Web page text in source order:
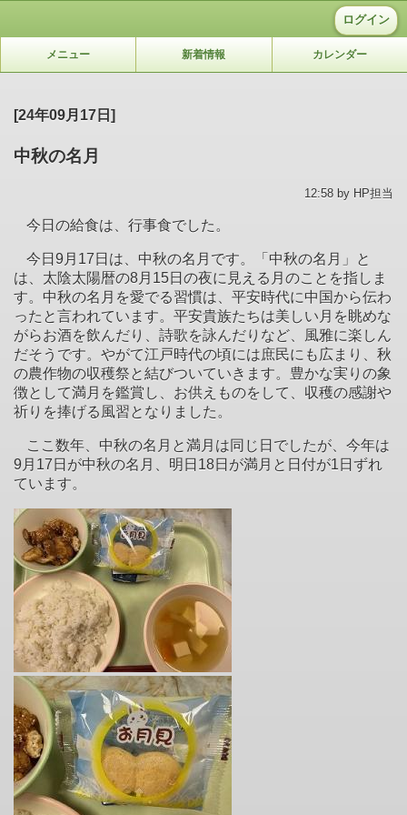
ログイン
メニュー 新着情報 カレンダー
[24年09月17日]
中秋の名月
12:58 by HP担当
今日の給食は、行事食でした。
今日 9 月 17 日は、中秋の名月です。「中秋の名月」と
は、太陰太陽暦の8月 15日の夜に見える月のことを指しま
す。中秋の名月を愛でる習慣は、平安時代に中国から伝わ
ったと言われています。平安貴族たちは美しい月を眺めな
がらお酒を飲んだり、詩歌を詠んだりなど、風雅に楽しん
だそうです。やがて江戸時代の頃には庶民にも広まり、秋
の農作物の収穫祭と結びついていきます。豊かな実りの象
徴として満月を鑑賞し、お供えものをして、収穫の感謝や
祈りを捧げる風習となりました。
ここ数年、中秋の名月と満月は同じ日でしたが、今年は
9 月 17 日が中秋の名月、明日 18日が満月と日付が1 日ずれ
ています。